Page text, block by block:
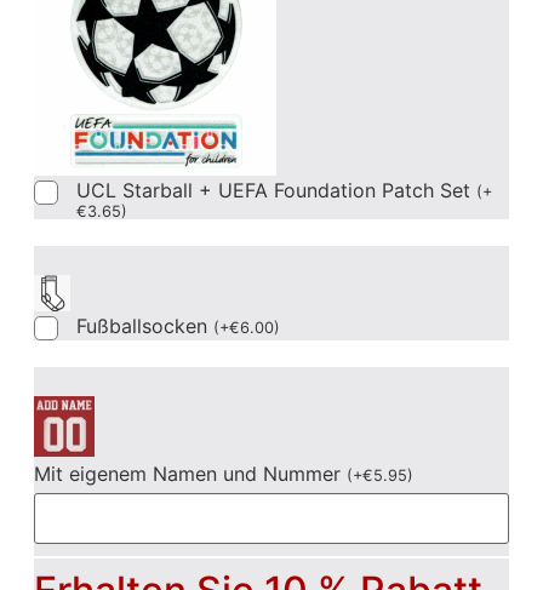
UCL Starball + UEFA Foundation Patch Set (+
€3.65)
Fußballsocken (+€6.00)
Mit eigenem Namen und Nummer (+€5.95)